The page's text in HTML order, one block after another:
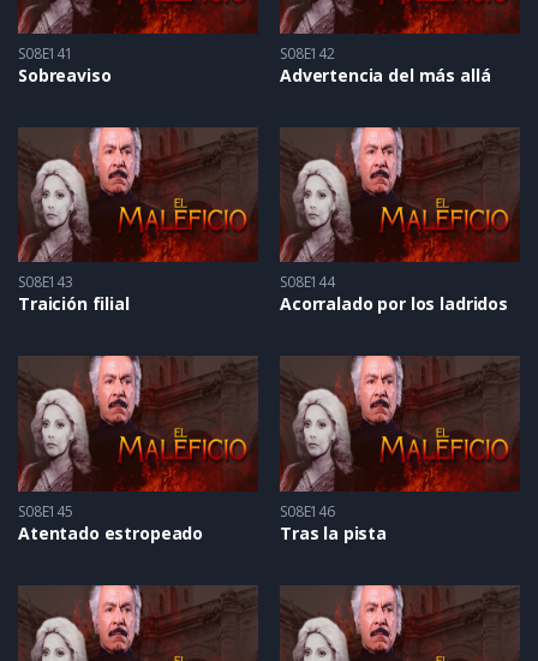
S08E141
Sobreaviso
S08E142
Advertencia del más allá
S08E143
Traición filial
S08E144
Acorralado por los ladridos
S08E145
Atentado estropeado
S08E146
Tras la pista